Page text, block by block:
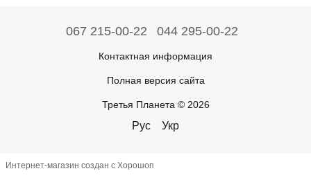
067 215-00-22 044 295-00-22
Контактная информация
Полная версия сайта
Третья Планета © 2026
Рус Укр
Интернет-магазин создан с Хорошоп